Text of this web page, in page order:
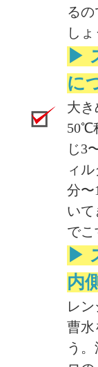
る
しょ
▶
に
大き
50℃
じ3
ィ
分〜
い
でこ
▶
内
レ
曹水
う